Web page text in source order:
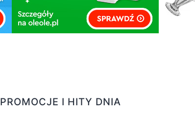
PROMOCJE I HITY DNIA